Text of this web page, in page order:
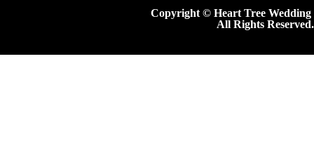
Copyright © Heart Tree Wedding
All Rights Reserved.